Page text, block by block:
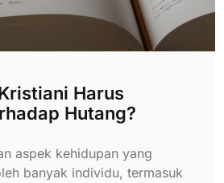
Harus
Hutang?
aspek kehidupan yang
banyak individu, termasuk